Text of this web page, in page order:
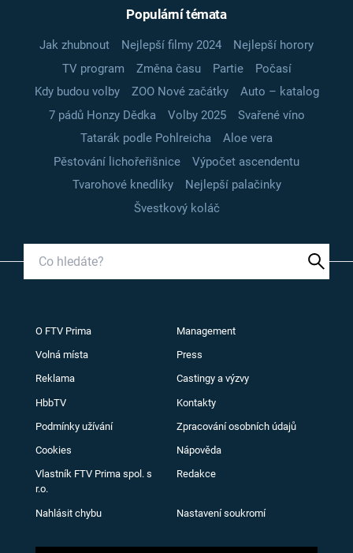
Populární témata
Jak zhubnout Nejlepší filmy 2024
Nejlepší horory
TV program
Změna času Partie
Počasí
Kdy budou volby
ZOO Nové začátky
Auto – katalog
7 pádů Honzy Dědka
Volby 2025
Svařené víno
Tatarák podle Pohlreicha
Aloe vera
Pěstování lichořeřišnice
Výpočet ascendentu
Tvarohové knedlíky
Nejlepší palačinky
Švestkový koláč
O FTV Prima Management
Volná místa Press
Reklama Castingy a výzvy
HbbTV Kontakty
Podmínky užívání Zpracování osobních údajů
Cookies Nápověda
Vlastník FTV Prima spol. s
r.o.
Redakce
Nahlásit chybu Nastavení soukromí